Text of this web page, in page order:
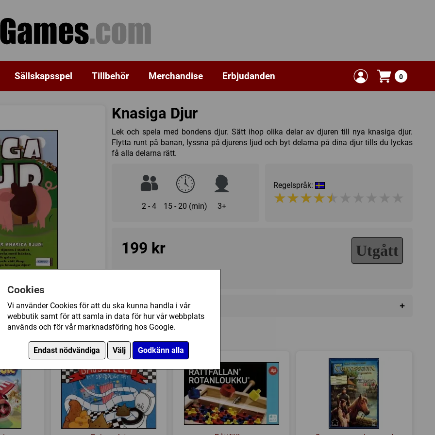
Cookies
Vi använder Cookies för att du ska kunna handla i vår
webbutik samt för att samla in data för hur vår webbplats
används och för vår marknadsföring hos Google.
Endast nödvändiga Välj Godkänn alla
Sällskapsspel Tillbehör Merchandise Erbjudanden 0
Knasiga Djur
Lek och spela med bondens djur. Sätt ihop olika delar av djuren till nya knasiga djur.
Flytta runt på banan, lyssna på djurens ljud och byt delarna på dina djur tills du lyckas
få alla delarna rätt.
2 - 4 15 - 20 (min) 3+
Regelspråk:
★★★★★★★★★★
★★★★★★★★★★
199 kr Utgått
Övrig information +
Speltyp: Barnspel
Länkar: Tillverkarens hemsida
köpt